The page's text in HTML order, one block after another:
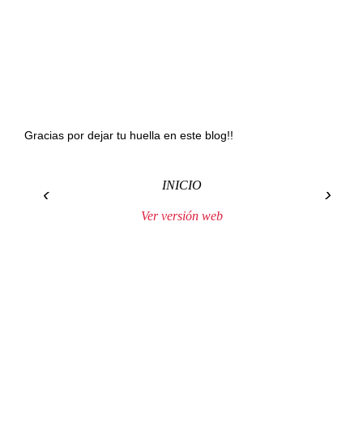
Gracias por dejar tu huella en este blog!!
‹ ›
INICIO
Ver versión web